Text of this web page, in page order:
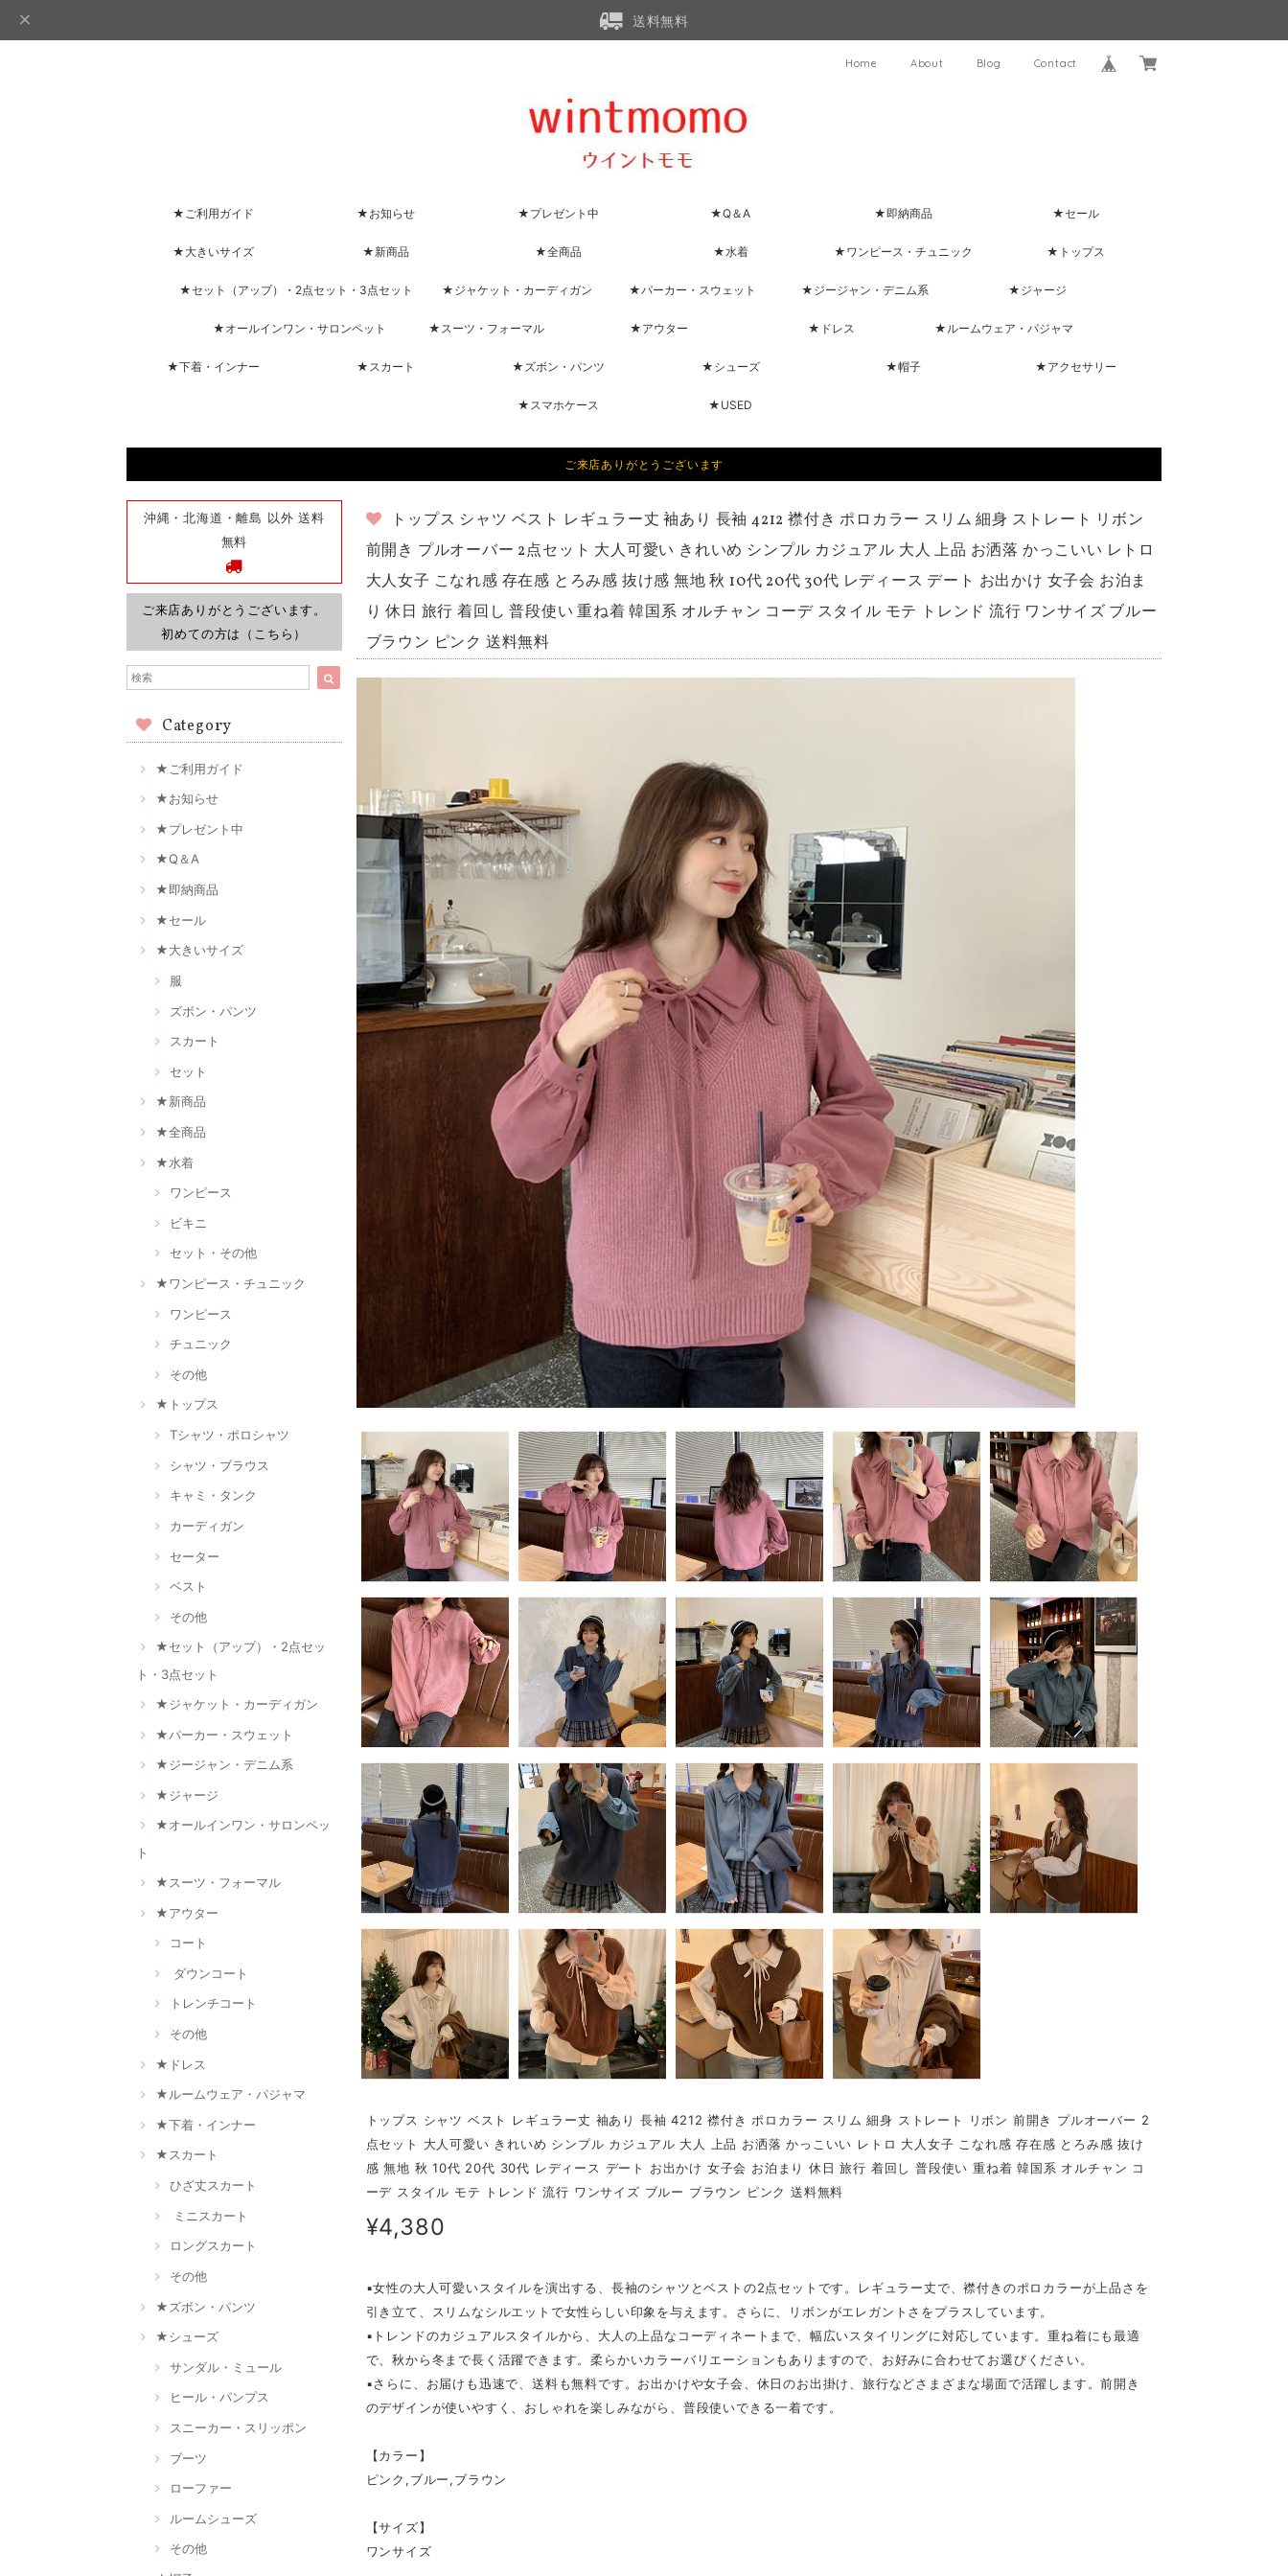
送料無料
Home About Blog Contact
★ご利用ガイド ★お知らせ ★プレゼント中 ★Q＆A ★即納商品 ★セール
★大きいサイズ ★新商品 ★全商品 ★水着 ★ワンピース・チュニック ★トップス
★セット（アップ）・2点セット・3点セット ★ジャケット・カーディガン ★パーカー・スウェット ★ジージャン・デニム系 ★ジャージ
★オールインワン・サロンペット ★スーツ・フォーマル ★アウター ★ドレス ★ルームウェア・パジャマ
★下着・インナー ★スカート ★ズボン・パンツ ★シューズ ★帽子 ★アクセサリー
★スマホケース ★USED
ご来店ありがとうございます
沖縄・北海道・離島 以外 送料
無料
ご来店ありがとうございます。
初めての方は（こちら）
Category
★ご利用ガイド
★お知らせ
★プレゼント中
★Q＆A
★即納商品
★セール
★大きいサイズ
服
ズボン・パンツ
スカート
セット
★新商品
★全商品
★水着
ワンピース
ビキニ
セット・その他
★ワンピース・チュニック
ワンピース
チュニック
その他
★トップス
Tシャツ・ポロシャツ
シャツ・ブラウス
キャミ・タンク
カーディガン
セーター
ベスト
その他
★セット（アップ）・2点セッ
ト・3点セット
★ジャケット・カーディガン
★パーカー・スウェット
★ジージャン・デニム系
★ジャージ
★オールインワン・サロンペッ
ト
★スーツ・フォーマル
★アウター
コート
ダウンコート
トレンチコート
その他
★ドレス
★ルームウェア・パジャマ
★下着・インナー
★スカート
ひざ丈スカート
ミニスカート
ロングスカート
その他
★ズボン・パンツ
★シューズ
サンダル・ミュール
ヒール・パンプス
スニーカー・スリッポン
ブーツ
ローファー
ルームシューズ
その他
トップス シャツ ベスト レギュラー丈 袖あり 長袖 4212 襟付き ポロカラー スリム 細身 ストレート リボン
前開き プルオーバー 2点セット 大人可愛い きれいめ シンプル カジュアル 大人 上品 お洒落 かっこいい レトロ
大人女子 こなれ感 存在感 とろみ感 抜け感 無地 秋 10代 20代 30代 レディース デート お出かけ 女子会 お泊ま
り 休日 旅行 着回し 普段使い 重ね着 韓国系 オルチャン コーデ スタイル モテ トレンド 流行 ワンサイズ ブルー
ブラウン ピンク 送料無料
トップス シャツ ベスト レギュラー丈 袖あり 長袖 4212 襟付き ポロカラー スリム 細身 ストレート リボン 前開き プルオーバー 2
点セット 大人可愛い きれいめ シンプル カジュアル 大人 上品 お洒落 かっこいい レトロ 大人女子 こなれ感 存在感 とろみ感 抜け
感 無地 秋 10代 20代 30代 レディース デート お出かけ 女子会 お泊まり 休日 旅行 着回し 普段使い 重ね着 韓国系 オルチャン コ
ーデ スタイル モテ トレンド 流行 ワンサイズ ブルー ブラウン ピンク 送料無料
¥4,380
▪女性の大人可愛いスタイルを演出する、長袖のシャツとベストの2点セットです。レギュラー丈で、襟付きのポロカラーが上品さを
引き立て、スリムなシルエットで女性らしい印象を与えます。さらに、リボンがエレガントさをプラスしています。
▪トレンドのカジュアルスタイルから、大人の上品なコーディネートまで、幅広いスタイリングに対応しています。重ね着にも最適
で、秋から冬まで長く活躍できます。柔らかいカラーバリエーションもありますので、お好みに合わせてお選びください。
▪さらに、お届けも迅速で、送料も無料です。お出かけや女子会、休日のお出掛け、旅行などさまざまな場面で活躍します。前開き
のデザインが使いやすく、おしゃれを楽しみながら、普段使いできる一着です。
【カラー】
ピンク,ブルー,ブラウン
【サイズ】
ワンサイズ